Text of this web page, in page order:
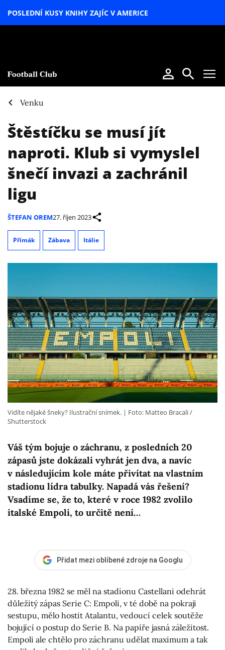
POSLEDNÍ KUSY KNIHY ZAJÍC V AMERICE
Venku
Štěstíčku se musí jít
naproti. Klub si vymyslel
šnečí invazi a zachránil
ligu
ŠTEFAN OREM27. říjen 2023
Přímák Zábava Itálie
Váš tým bojuje o záchranu, z posledních 20
zápasů jste dokázali vyhrát jen dva, a navíc
v následujícím kole máte přivítat na vlastním
stadionu lídra tabulky. Napadá vás řešení?
Vsadíme se, že to, které v roce 1982 zvolilo
italské Empoli, to určitě není…
Vidíte nějaké šneky? Ilustrační snímek.
Foto: Matteo Bracali /
Shutterstock
Přidat mezi oblíbené zdroje na Googlu
28. března 1982 se měl na stadionu Castellani odehrát
důležitý zápas Serie C: Empoli, v té době na pokraji
sestupu, mělo hostit Atalantu, vedoucí celek soutěže
bojující o postup do Serie B. Na papíře jasná záležitost.
Empoli ale chtělo pro záchranu udělat maximum a tak